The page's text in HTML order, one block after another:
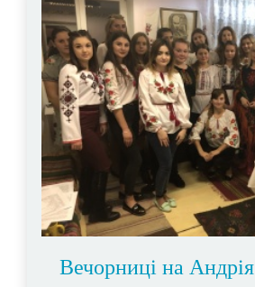
Вечорниці на Андрія